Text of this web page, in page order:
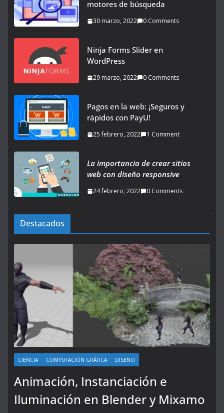
motores de búsqueda
30 marzo, 2022 0 Comments
Ninja Forms Slider en
WordPress
29 marzo, 2022 0 Comments
Pagos en la web: ¡Seguros y
rápidos con PayU!
25 febrero, 2022 1 Comment
La importancia de crear sitios
web con diseño responsive
24 febrero, 2022 0 Comments
Destacados
CIENCIA COMPUTACIÓN GRÁFICA DISEÑO
Animación, Instanciación e
Iluminación en Blender y Mixamo